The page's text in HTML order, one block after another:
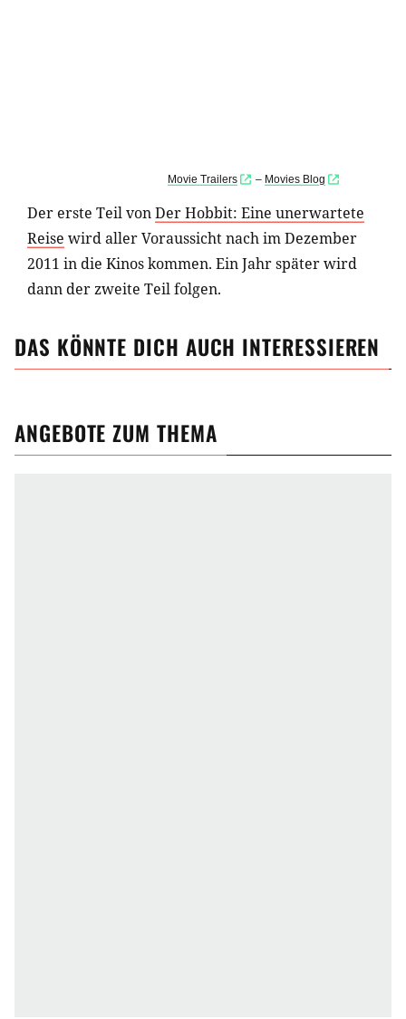
Movie Trailers – Movies Blog
Der erste Teil vonDer Hobbit: Eine unerwartete
Reise wird aller Voraussicht nach im Dezember
2011 in die Kinos kommen. Ein Jahr später wird
dann der zweite Teil folgen.
DAS KÖNNTE DICH AUCH INTERESSIEREN
ANGEBOTE ZUM THEMA